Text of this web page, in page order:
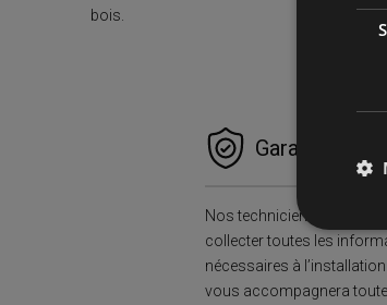
bois.
Garanties et
Nos techniciens sur le
collecter toutes les
nécessaires à l’installation
vous accompagnera toute